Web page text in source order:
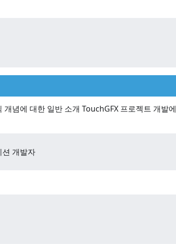
념에 대한 일반 소개 TouchGFX 프로젝트 개발에
션 개발자